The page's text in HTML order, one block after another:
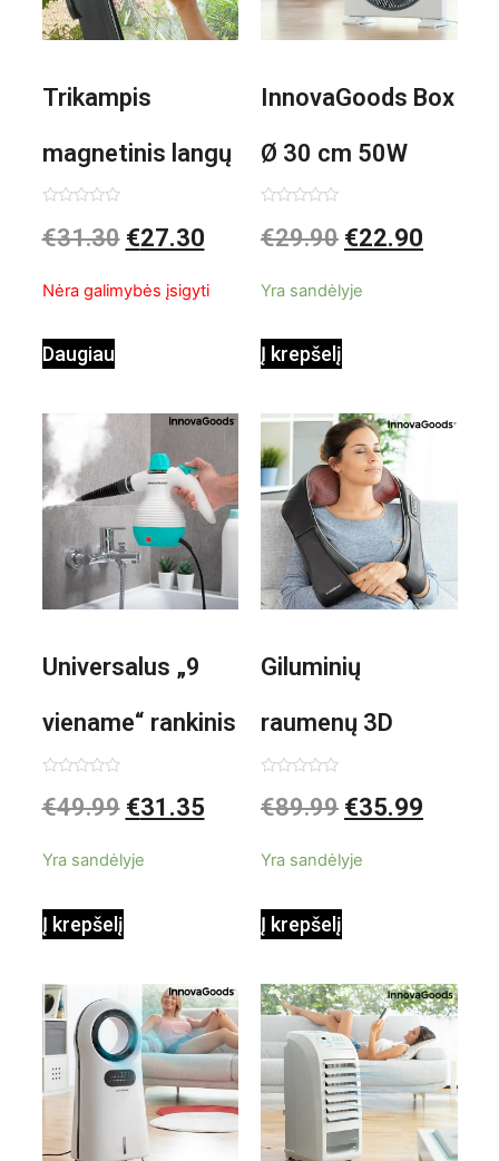
Trikampis
magnetinis langų
valiklis Klinmag
0
iš
€31.30 €27.30
Nėra galimybės įsigyti
Daugiau
InnovaGoods Box
Ø 30 cm 50W
Baltai pilkas
0
iš
€29.90 €22.90
Yra sandėlyje
Į krepšelį
Universalus „9
viename“ rankinis
garintuvas su
0,35 L 3 Bar
1000W
0
iš
€49.99 €31.35
Yra sandėlyje
Į krepšelį
Giluminių
raumenų 3D
elektrinis
Shiatsu
0
iš
€89.99 €35.99
Yra sandėlyje
Į krepšelį